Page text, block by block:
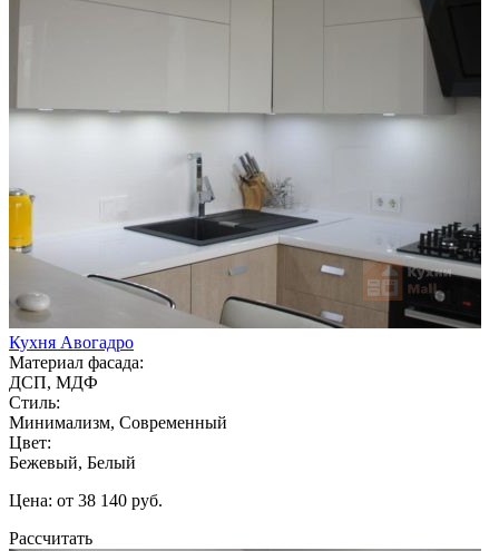
Кухня Авогадро
Материал фасада:
ДСП, МДФ
Стиль:
Минимализм, Современный
Цвет:
Бежевый, Белый
Цена: от 38 140 руб.
Рассчитать